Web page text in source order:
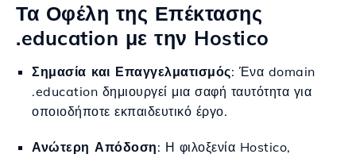
Τα Οφέλη της Επέκτασης
.education με την Hostico
Σημασία και Επαγγελματισμός: Ένα domain
.education δημιουργεί μια σαφή ταυτότητα για
οποιοδήποτε εκπαιδευτικό έργο.
Ανώτερη Απόδοση: Η φιλοξενία Hostico,